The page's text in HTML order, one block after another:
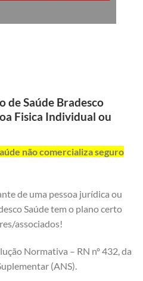
de Saúde Bradesco
Fisica Individual ou
não comercializa seguro
de uma pessoa jurídica ou
Saúde tem o plano certo
associados!
Normativa – RN nº 432, da
(ANS).